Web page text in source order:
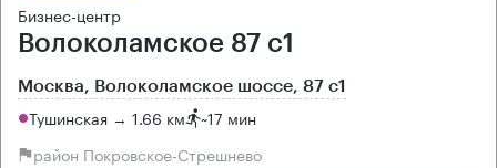
Бизнес-центр
Волоколамское 87 с1
Москва, Волоколамское шоссе, 87 с1
Тушинская → 1.66 км ~17 мин
район Покровское-Стрешнево